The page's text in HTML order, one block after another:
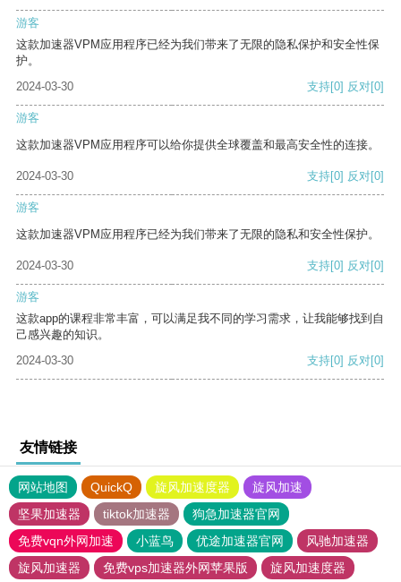
游客
这款加速器VPM应用程序已经为我们带来了无限的隐私保护和安全性保
护。
2024-03-30
支持[0] 反对[0]
游客
这款加速器VPM应用程序可以给你提供全球覆盖和最高安全性的连接。
2024-03-30 支持[0] 反对[0]
游客
这款加速器VPM应用程序已经为我们带来了无限的隐私和安全性保护。
2024-03-30 支持[0] 反对[0]
游客
这款app的课程非常丰富，可以满足我不同的学习需求，让我能够找到自
己感兴趣的知识。
2024-03-30
支持[0] 反对[0]
友情链接
网站地图 QuickQ 旋风加速度器
旋风加速
坚果加速器
tiktok加速器
狗急加速器官网
免费vqn外网加速
小蓝鸟 优途加速器官网
风驰加速器
旋风加速器
免费vps加速器外网苹果版
旋风加速度器